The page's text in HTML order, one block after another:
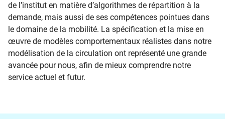
de l’institut en matière d’algorithmes de répartition à la
demande, mais aussi de ses compétences pointues dans
le domaine de la mobilité. La spécification et la mise en
œuvre de modèles comportementaux réalistes dans notre
modélisation de la circulation ont représenté une grande
avancée pour nous, afin de mieux comprendre notre
service actuel et futur.